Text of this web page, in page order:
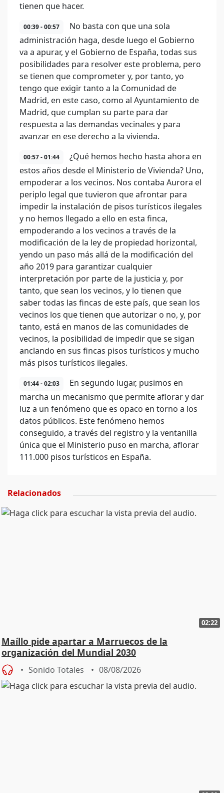
tienen que hacer.
00:39 - 00:57
No basta con que una sola
administración haga, desde luego el Gobierno
va a apurar, y el Gobierno de España, todas sus
posibilidades para resolver este problema, pero
se tienen que comprometer y, por tanto, yo
tengo que exigir tanto a la Comunidad de
Madrid, en este caso, como al Ayuntamiento de
Madrid, que cumplan su parte para dar
respuesta a las demandas vecinales y para
avanzar en ese derecho a la vivienda.
00:57 - 01:44
¿Qué hemos hecho hasta ahora en
estos años desde el Ministerio de Vivienda? Uno,
empoderar a los vecinos. Nos contaba Aurora el
periplo legal que tuvieron que afrontar para
impedir la instalación de pisos turísticos ilegales
y no hemos llegado a ello en esta finca,
empoderando a los vecinos a través de la
modificación de la ley de propiedad horizontal,
yendo un paso más allá de la modificación del
año 2019 para garantizar cualquier
interpretación por parte de la justicia y, por
tanto, que sean los vecinos, y lo tienen que
saber todas las fincas de este país, que sean los
vecinos los que tienen que autorizar o no, y, por
tanto, está en manos de las comunidades de
vecinos, la posibilidad de impedir que se sigan
anclando en sus fincas pisos turísticos y mucho
más pisos turísticos ilegales.
01:44 - 02:03
En segundo lugar, pusimos en
marcha un mecanismo que permite aflorar y dar
luz a un fenómeno que es opaco en torno a los
datos públicos. Este fenómeno hemos
conseguido, a través del registro y la ventanilla
única que el Ministerio puso en marcha, aflorar
111.000 pisos turísticos en España.
Relacionados
02:22
Maíllo pide apartar a Marruecos de la
organización del Mundial 2030
Sonido Totales 08/08/2026